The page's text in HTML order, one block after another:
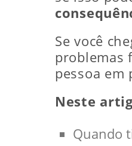
Se você
problemas
pessoa
Neste
Quando